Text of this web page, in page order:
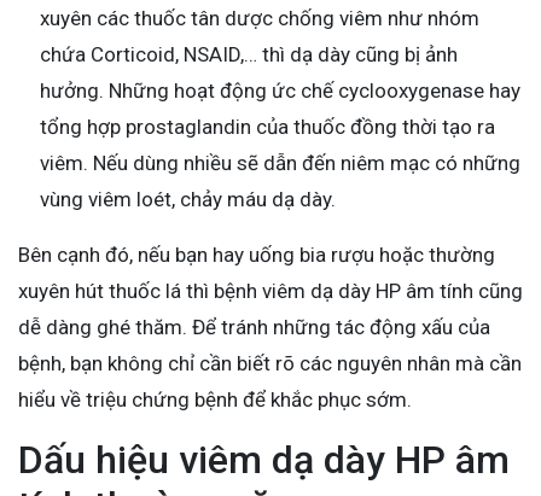
xuyên các thuốc tân dược chống viêm như nhóm
chứa Corticoid, NSAID,… thì dạ dày cũng bị ảnh
hưởng. Những hoạt động ức chế cyclooxygenase hay
tổng hợp prostaglandin của thuốc đồng thời tạo ra
viêm. Nếu dùng nhiều sẽ dẫn đến niêm mạc có những
vùng viêm loét, chảy máu dạ dày.
Bên cạnh đó, nếu bạn hay uống bia rượu hoặc thường
xuyên hút thuốc lá thì bệnh viêm dạ dày HP âm tính cũng
dễ dàng ghé thăm. Để tránh những tác động xấu của
bệnh, bạn không chỉ cần biết rõ các nguyên nhân mà cần
hiểu về triệu chứng bệnh để khắc phục sớm.
Dấu hiệu viêm dạ dày HP âm